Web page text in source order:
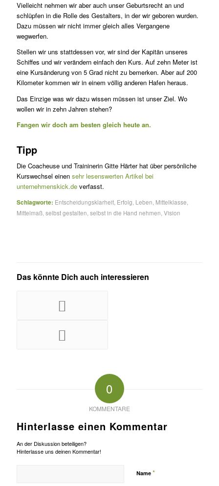
Vielleicht nehmen wir aber auch unser Geburtsrecht an und
schlüpfen in die Rolle des Gestalters, in der wir geboren wurden.
Dazu müssen wir nicht immer gleich alles Vergangene
wegwerfen.
Stellen wir uns stattdessen vor, wir sind der Kapitän unseres
Schiffes und wir verändern einfach den Kurs. Auf zehn Meter ist
eine Kursänderung von 5 Grad nicht zu bemerken. Aber auf 200
Kilometer kommen wir in einem völlig anderen Hafen heraus.
Das Einzige was wir dazu wissen müssen ist unser Ziel. Wo
wollen wir in zehn Jahren stehen?
Fangen wir doch am besten gleich heute an.
Tipp
Die Coacheuse und Traininerin Gitte Härter hat über persönliche
Kurswechsel einen sehr lesenswerten Artikel bei
unternehmenskick.deverfasst.
Schlagworte: Entscheidungsklarheit, Erfolg Leben Mittelklasse
Mittelmaß, selbst gestalten selbst in die Hand nehmen Vision
Das könnte Dich auch interessieren
0
KOMMENTARE
Hinterlasse einen Kommentar
An der Diskussion beteiligen?
Hinterlasse uns deinen Kommentar!
Name *